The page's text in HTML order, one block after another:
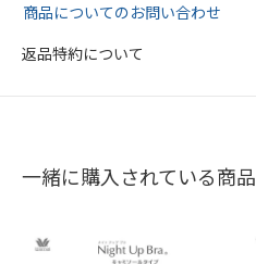
商品についてのお問い合わせ
返品特約について
一緒に購入されている商品